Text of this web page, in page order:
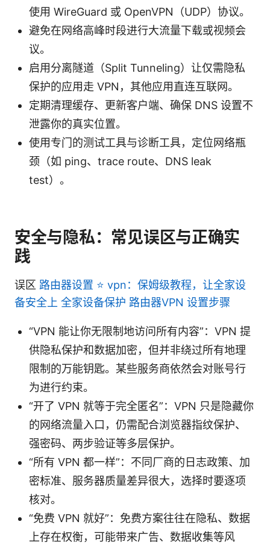
使用 WireGuard 或 OpenVPN（UDP）协议。
避免在网络高峰时段进行大流量下载或视频会
议。
启用分离隧道（Split Tunneling）让仅需隐私
保护的应用走 VPN，其他应用直连互联网。
定期清理缓存、更新客户端、确保 DNS 设置不
泄露你的真实位置。
使用专门的测试工具与诊断工具，定位网络瓶
颈（如 ping、trace route、DNS leak
test）。
安全与隐私：常见误区与正确实
践
误区 路由器设置 ⭐ vpn：保姆级教程，让全家设
备安全上 全家设备保护 路由器VPN 设置步骤
“VPN 能让你无限制地访问所有内容”：VPN 提
供隐私保护和数据加密，但并非绕过所有地理
限制的万能钥匙。某些服务商依然会对账号行
为进行约束。
“开了 VPN 就等于完全匿名”：VPN 只是隐藏你
的网络流量入口，仍需配合浏览器指纹保护、
强密码、两步验证等多层保护。
“所有 VPN 都一样”：不同厂商的日志政策、加
密标准、服务器质量差异很大，选择时要逐项
核对。
“免费 VPN 就好”：免费方案往往在隐私、数据
上存在权衡，可能带来广告、数据收集等风